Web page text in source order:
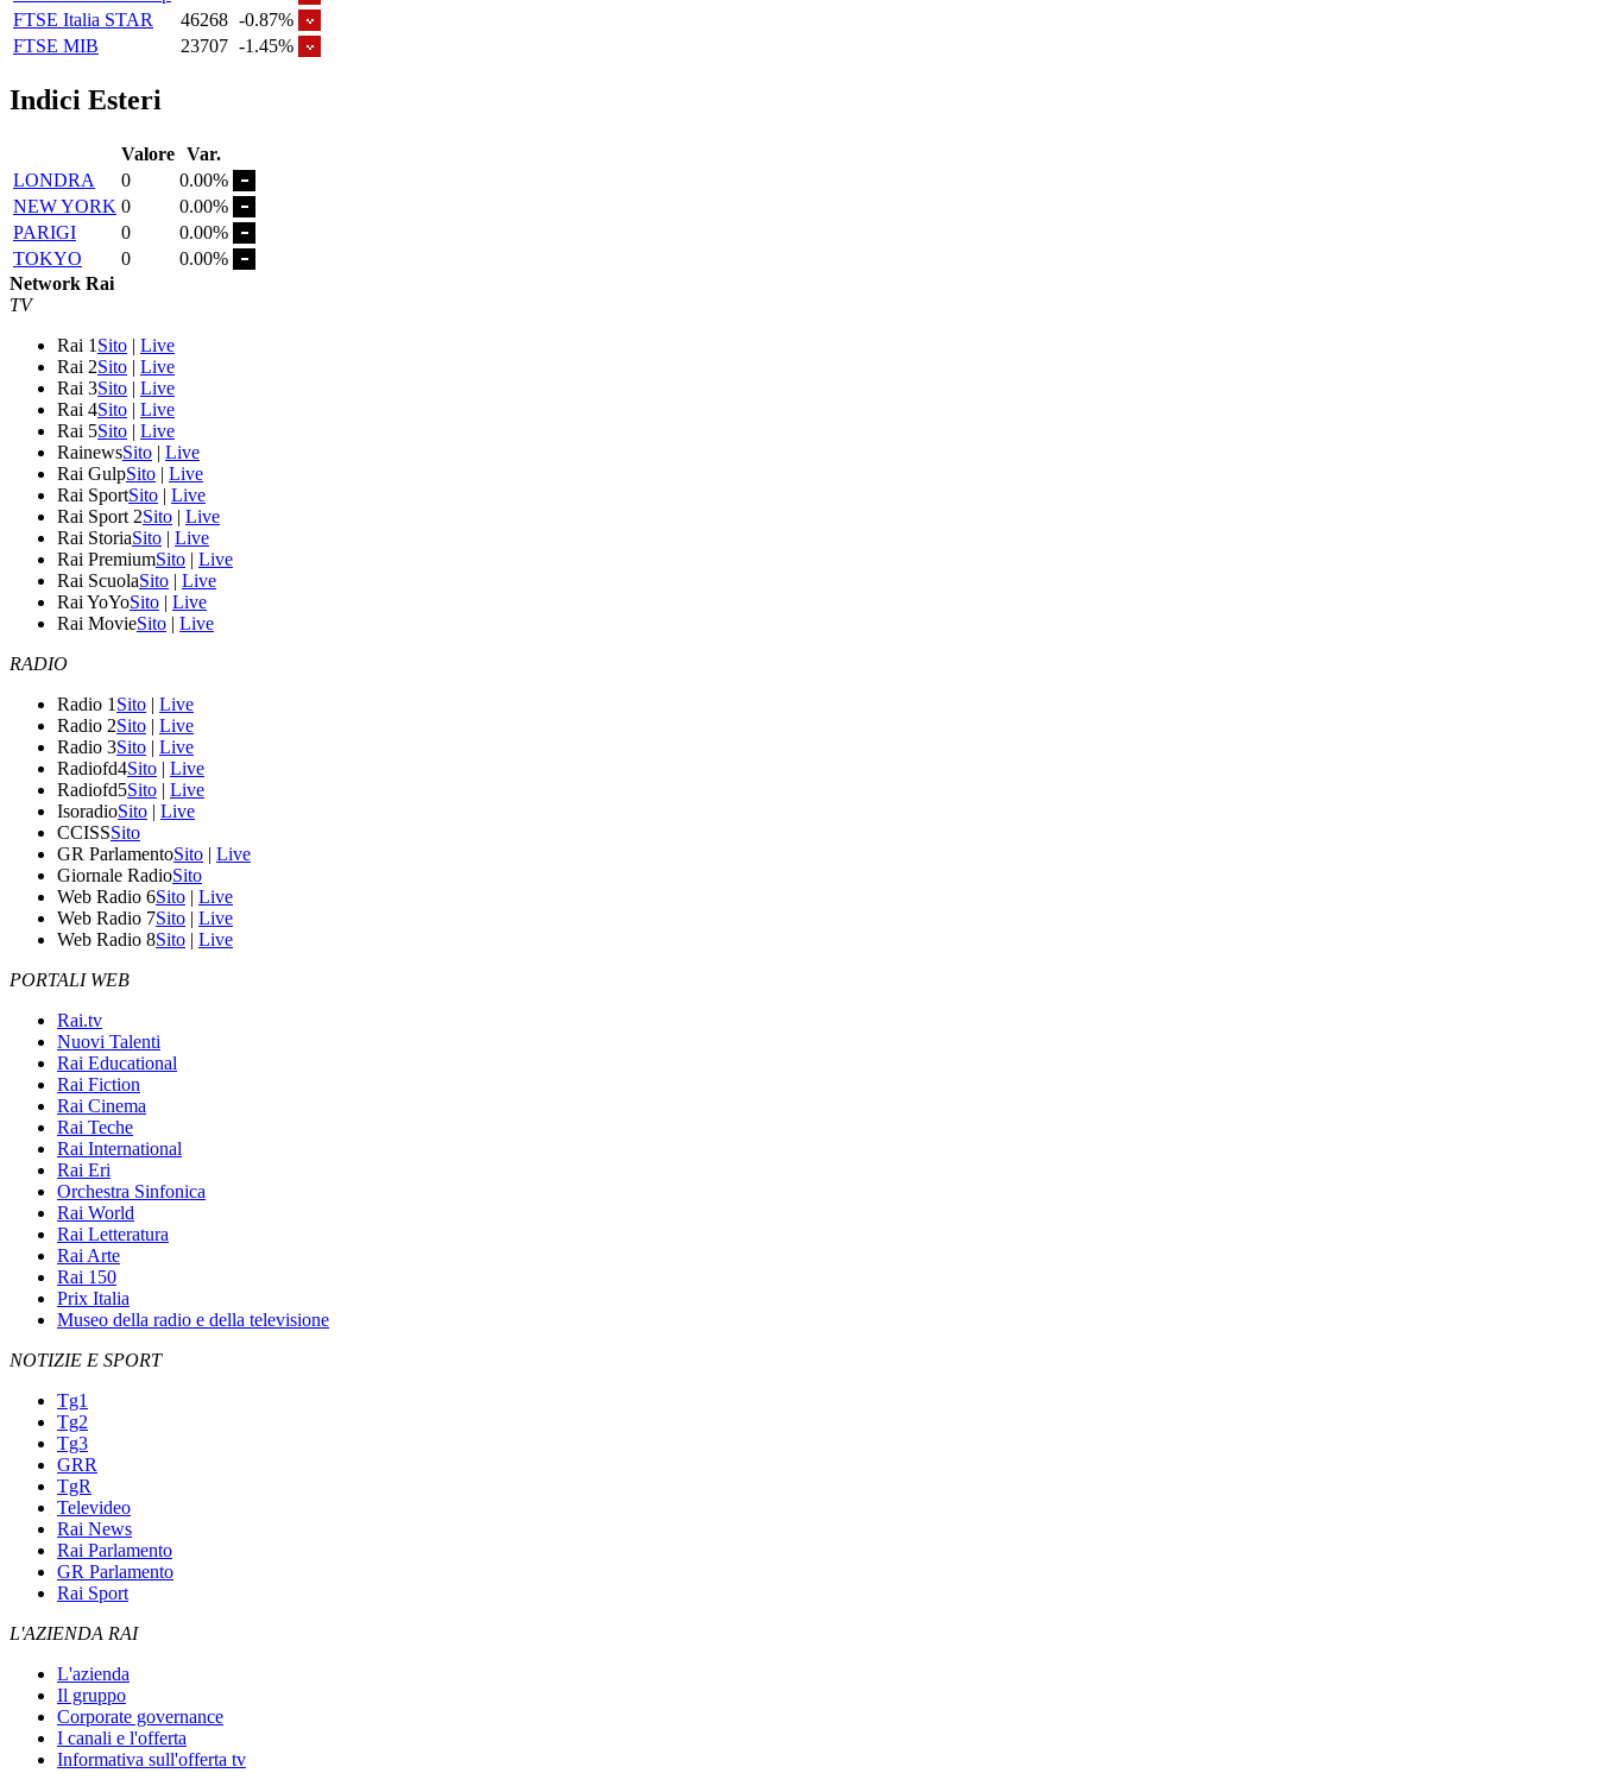
FTSE Italia STAR
46268 -0.87%
FTSE MIB
23707 -1.45%
Indici Esteri
Valore Var.
LONDRA
0
0.00%
NEW YORK 0
0.00%
PARIGI
0
0.00%
TOKYO
0
0.00%
Network Rai
TV
Rai 1 Sito | Live
Rai 2Sito | Live
Rai 3Sito | Live
Rai 4Sito | Live
Rai 5Sito | Live
RainewsSito | Live
Rai GulpSito | Live
Rai SportSito | Live
Rai Sport 2Sito | Live
Rai StoriaSito | Live
Rai PremiumSito | Live
Rai ScuolaSito | Live
Rai YoYoSito | Live
Rai MovieSito | Live
RADIO
Radio 1 Sito | Live
Radio 2Sito | Live
Radio 3Sito | Live
Radiofd4Sito | Live
Radiofd5Sito | Live
IsoradioSito | Live
CCISSSito
GR ParlamentoSito | Live
Giornale RadioSito
Web Radio 6Sito | Live
Web Radio 7Sito | Live
Web Radio 8Sito | Live
PORTALI WEB
Rai.tv
Nuovi Talenti
Rai Educational
Rai Fiction
Rai Cinema
Rai Teche
Rai International
Rai Eri
Orchestra Sinfonica
Rai World
Rai Letteratura
Rai Arte
Rai 150
Prix Italia
Museo della radio e della televisione
NOTIZIE E SPORT
Tg1
Tg2
Tg3
GRR
TgR
Televideo
Rai News
Rai Parlamento
GR Parlamento
Rai Sport
L'AZIENDA RAI
L'azienda
Il gruppo
Corporate governance
I canali e l'offerta
Informativa sull'offerta tv